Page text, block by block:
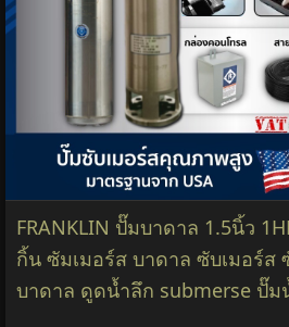
FRANKLIN ปั๊มบาดาล 1.5นิ้ว
กิ้น ซัมเมอร์ส บาดาล ซับเมอร์ส
บาดาล ดูดน้ำลึก submerse ปั๊ม